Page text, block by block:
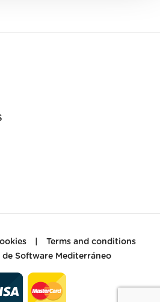
Terms and conditions
de Software Mediterráneo